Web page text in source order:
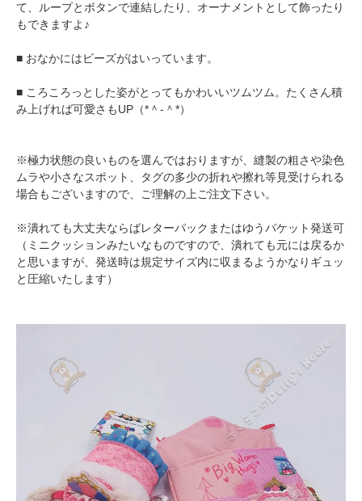
て、ループとボタンで連結したり、オーナメントとして飾ったり
もできますよ♪
■ おなかにはビーズがはいっています。
■ ころころっとした姿がとってもかわいいツムツム。たくさん積
み上げれば可愛さもUP（*＾-＾*）
※極力状態の良いものを選んではおりますが、縫製の粗さや染色
ムラや小さなスポット、タグの多少の折れや擦れ等見受けられる
場合もございますので、ご理解の上ご注文下さい。
※潰れても大丈夫ならばレターパックまたはゆうパケット発送可
（ミニクッションみたいなものですので、潰れても元には戻るか
と思いますが、発送時は規定サイズ内に収まるようかなりギュッ
と圧縮いたします）